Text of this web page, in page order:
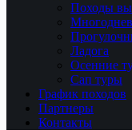
Походы
Ладога
Осенние
Сап туры
График походов
Партнеры
Контакты